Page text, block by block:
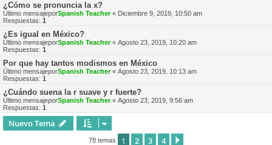
¿Cómo se pronuncia la x?
Último mensajeporSpanish Teacher« Diciembre 9, 2019, 10:50 am
Respuestas: 1
¿Es igual en México?
Último mensajeporSpanish Teacher« Agosto 23, 2019, 10:20 am
Respuestas: 1
Por que hay tantos modismos en México
Último mensajeporSpanish Teacher« Agosto 23, 2019, 10:13 am
Respuestas: 1
¿Cuándo suena la r suave y r fuerte?
Último mensajeporSpanish Teacher« Agosto 23, 2019, 9:56 am
Respuestas: 1
Nuevo Tema
78 temas 1 2 3 4